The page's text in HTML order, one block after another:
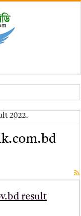
result
viva result
2022.
result